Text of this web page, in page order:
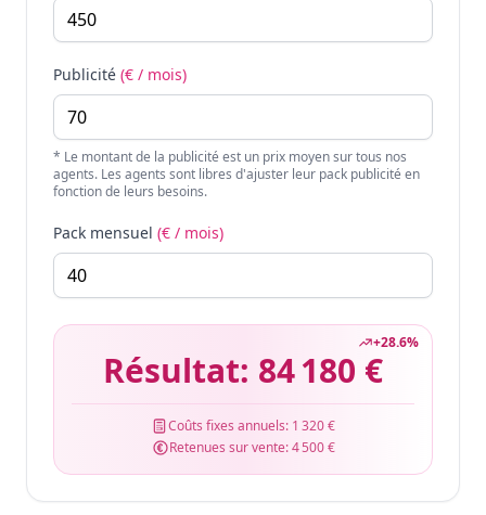
Publicité (€ / mois)
* Le montant de la publicité est un prix moyen sur tous nos
agents. Les agents sont libres d'ajuster leur pack publicité en
fonction de leurs besoins.
Pack mensuel (€ / mois)
+28.6%
Résultat: 84 180 €
Coûts fixes annuels: 1 320 €
Retenues sur vente:4 500 €